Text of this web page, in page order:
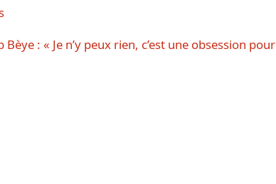
Bèye : « Je n’y peux rien, c’est une obsession pour